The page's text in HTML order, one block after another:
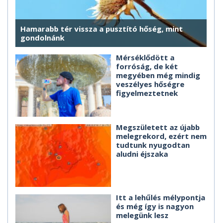
Hamarabb tér vissza a pusztító hőség, mint
gondolnánk
Mérséklődött a
forróság, de két
megyében még mindig
veszélyes hőségre
figyelmeztetnek
Megszületett az újabb
melegrekord, ezért nem
tudtunk nyugodtan
aludni éjszaka
Itt a lehűlés mélypontja
és még így is nagyon
melegünk lesz